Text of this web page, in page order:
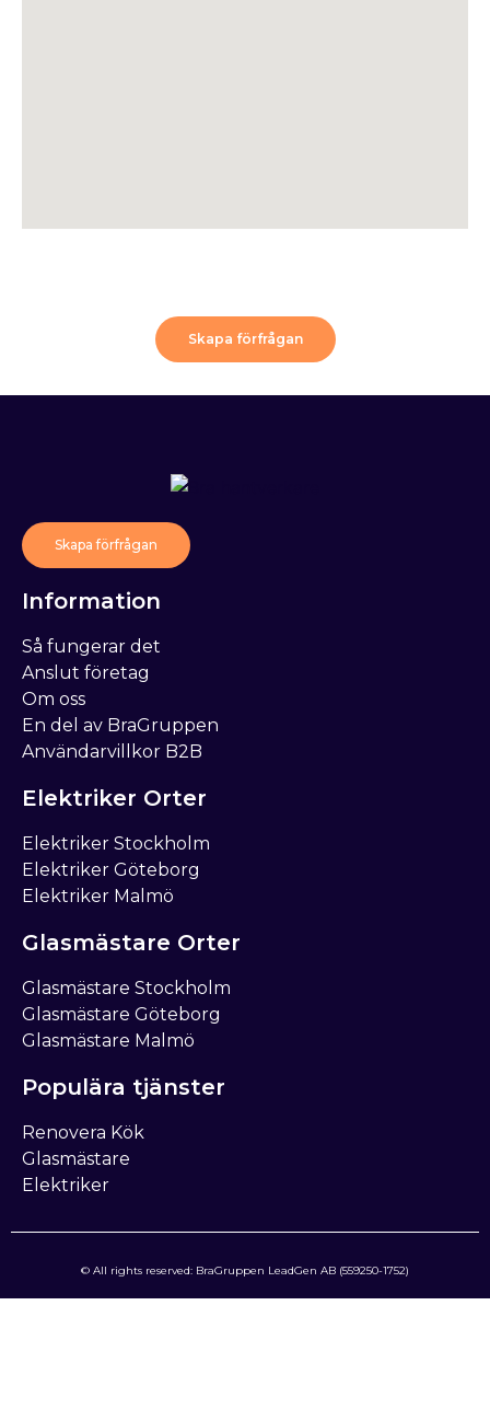
Skapa förfrågan
Populära tjänster
Renovera Kök
Glasmästare
Elektriker
Glasmästare Orter
Glasmästare Stockholm
Glasmästare Göteborg
Glasmästare Malmö
Elektriker Orter
Elektriker Stockholm
Elektriker Göteborg
Elektriker Malmö
Information
Så fungerar det
Anslut företag
Om oss
En del av BraGruppen
Användarvillkor B2B
Skapa förfrågan
© All rights reserved: BraGruppen LeadGen AB (559250-1752)